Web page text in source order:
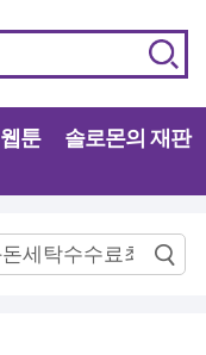
웹툰 솔로몬의 재판